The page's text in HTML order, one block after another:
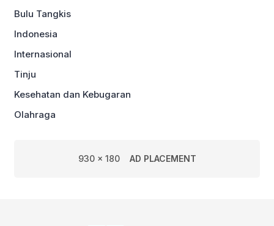
Bulu Tangkis
Indonesia
Internasional
Tinju
Kesehatan dan Kebugaran
Olahraga
930 x 180 AD PLACEMENT